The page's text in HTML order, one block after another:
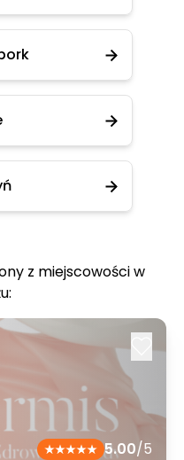
z miejscowości w
5.00/5